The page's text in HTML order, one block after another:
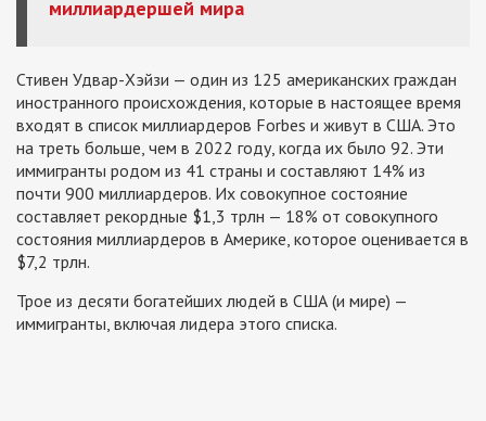
миллиардершей мира
Стивен Удвар-Хэйзи — один из 125 американских граждан
иностранного происхождения, которые в настоящее время
входят в список миллиардеров Forbes и живут в США. Это
на треть больше, чем в 2022 году, когда их было 92. Эти
иммигранты родом из 41 страны и составляют 14% из
почти 900 миллиардеров. Их совокупное состояние
составляет рекордные $1,3 трлн — 18% от совокупного
состояния миллиардеров в Америке, которое оценивается в
$7,2 трлн.
Трое из десяти богатейших людей в США (и мире) —
иммигранты, включая лидера этого списка.